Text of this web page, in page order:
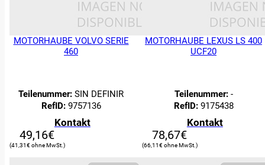
Filter
MOTORHAUBE VOLVO SERIE
460
Teilenummer: SIN DEFINIR
RefID:9757136
Kontakt
49,16€
41,31€
MOTORHAUBE LEXUS LS 400
UCF20
Teilenummer:-
RefID:9175438
Kontakt
78,67€
66,11€